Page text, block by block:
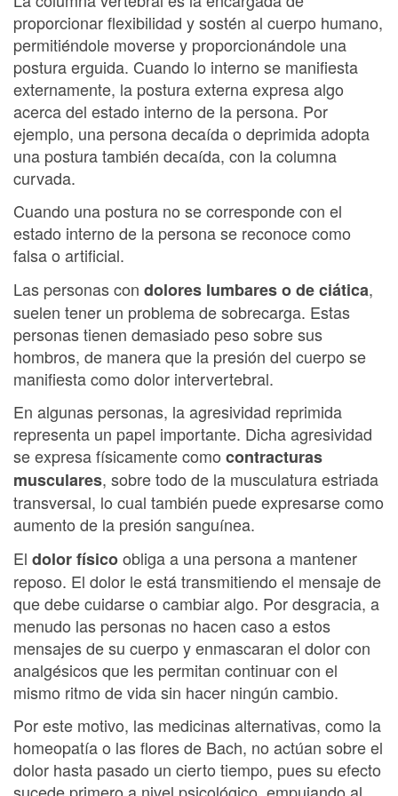
proporcionar flexibilidad y sostén al cuerpo humano,
permitiéndole moverse y proporcionándole una
postura erguida. Cuando lo interno se manifiesta
externamente, la postura externa expresa algo
acerca del estado interno de la persona. Por
ejemplo, una persona decaída o deprimida adopta
una postura también decaída, con la columna
curvada.
Cuando una postura no se corresponde con el
estado interno de la persona se reconoce como
falsa o artificial.
Las personas con dolores lumbares o de ciática,
suelen tener un problema de sobrecarga. Estas
personas tienen demasiado peso sobre sus
hombros, de manera que la presión del cuerpo se
manifiesta como dolor intervertebral.
En algunas personas, la agresividad reprimida
representa un papel importante. Dicha agresividad
se expresa físicamente como contracturas
musculares, sobre todo de la musculatura estriada
transversal, lo cual también puede expresarse como
aumento de la presión sanguínea.
El dolor físicoobliga a una persona a mantener
reposo. El dolor le está transmitiendo el mensaje de
que debe cuidarse o cambiar algo. Por desgracia, a
menudo las personas no hacen caso a estos
mensajes de su cuerpo y enmascaran el dolor con
analgésicos que les permitan continuar con el
mismo ritmo de vida sin hacer ningún cambio.
Por este motivo, las medicinas alternativas, como la
homeopatía o las flores de Bach, no actúan sobre el
dolor hasta pasado un cierto tiempo, pues su efecto